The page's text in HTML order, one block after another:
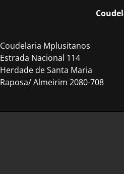
Coudelaria Mplusitanos
Estrada Nacional 114
Herdade de Santa Maria
Raposa/ Almeirim 2080-708